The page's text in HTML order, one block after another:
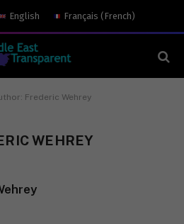
English Français (French)
Frederic Wehrey
WEHREY